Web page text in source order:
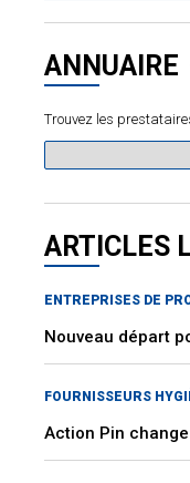
ANNUAIRE
Trouvez les
ARTICLES
ENTREPRISES DE
Nouveau départ
FOURNISSEURS
Action Pin